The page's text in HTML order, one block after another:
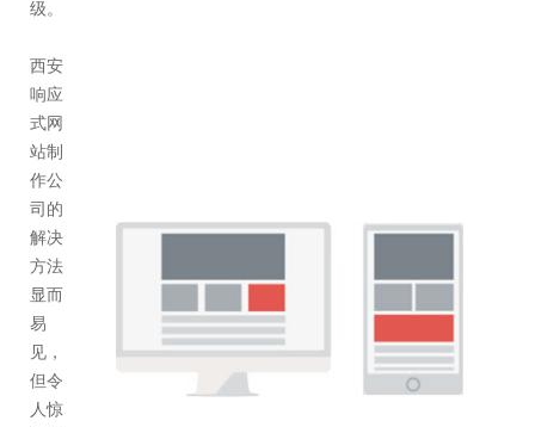
级。
西安
响应
式网
站制
作公
司的
解决
方法
显而
易
见，
但令
人惊